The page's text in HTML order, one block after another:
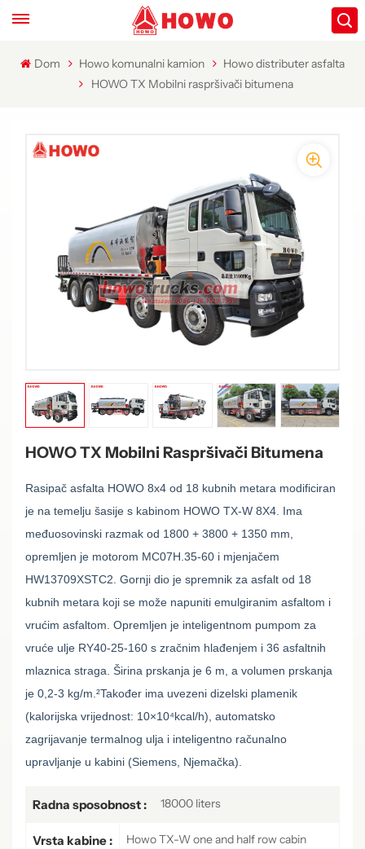
Dom Howo komunalni kamion
Howo distributer asfalta
HOWO TX Mobilni raspršivači bitumena
HOWO TX Mobilni Raspršivači Bitumena
Rasipač asfalta HOWO 8x4 od 18 kubnih metara modificiran
je na temelju šasije s kabinom HOWO TX-W 8X4. Ima
međuosovinski razmak od 1800 + 3800 + 1350 mm,
opremljen je motorom MC07H.35-60 i mjenjačem
HW13709XSTC2. Gornji dio je spremnik za asfalt od 18
kubnih metara koji se može napuniti emulgiranim asfaltom i
vrućim asfaltom. Opremljen je inteligentnom pumpom za
vruće ulje RY40-25-160 s zračnim hlađenjem i 36 asfaltnih
mlaznica straga. Širina prskanja je 6 m, a volumen prskanja
je 0,2-3 kg/m. ²Također ima uvezeni dizelski plamenik
(kalorijska vrijednost: 10×10⁴kcal/h), automatsko
zagrijavanje termalnog ulja i inteligentno računalno
upravljanje u kabini (Siemens, Njemačka).
Radna sposobnost : 18000 liters
Vrsta kabine : Howo TX-W one and half row cabin